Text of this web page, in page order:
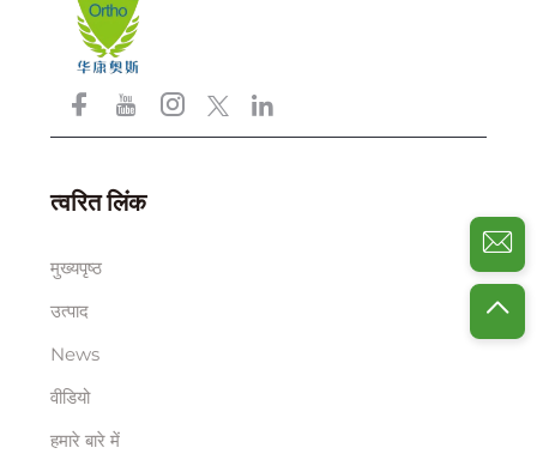
त्वरित लिंक
मुख्यपृष्ठ
उत्पाद
News
वीडियो
हमारे बारे में